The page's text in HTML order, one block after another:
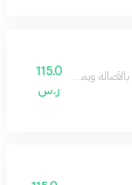
ويمنح المكان فخامة
115.0
ر.س